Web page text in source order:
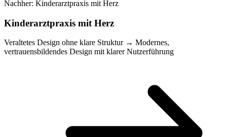
Nachher: Kinderarztpraxis mit Herz
Kinderarztpraxis mit Herz
Veraltetes Design ohne klare Struktur→ Modernes,
vertrauensbildendes Design mit klarer Nutzerführung